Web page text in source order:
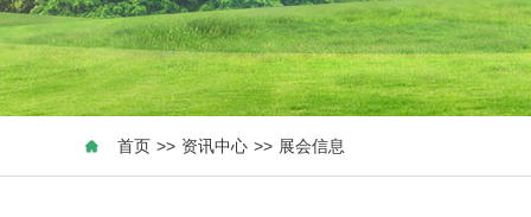
首页 >> 资讯中心 >> 展会信息